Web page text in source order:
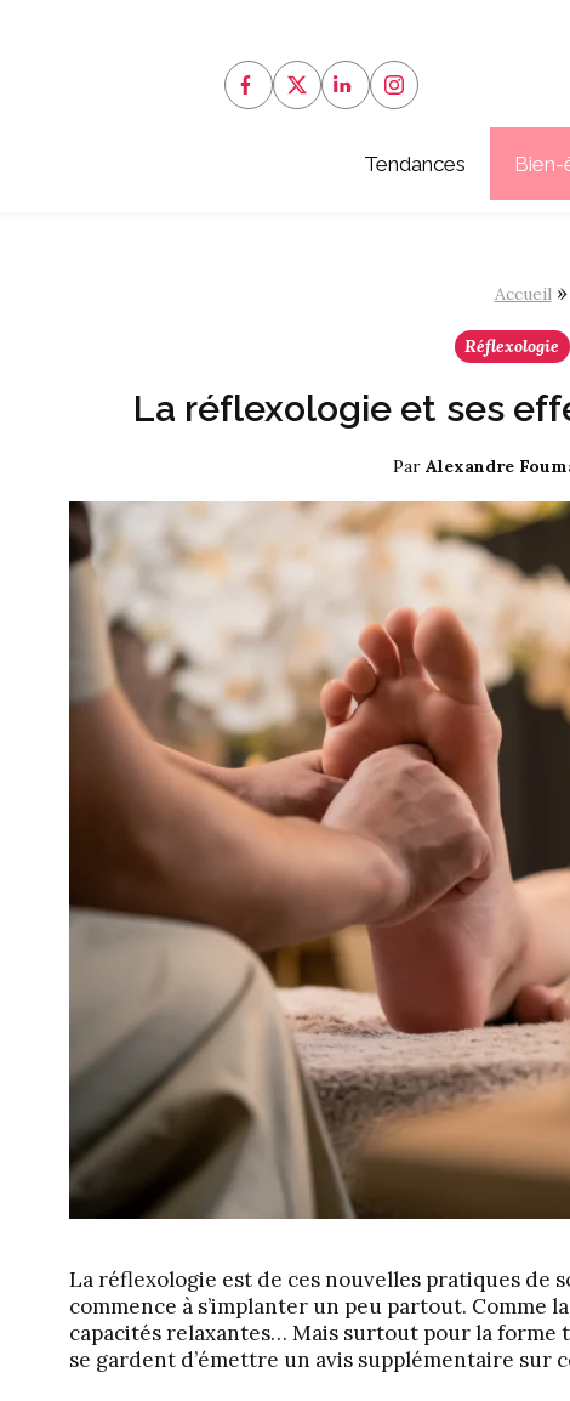
Tendances Bien-
Accueil»
Réflexologie
La réflexologie et ses
Par Alexandre
La réflexologie est de ces nouvelles pratiques de
commence à s’implanter un peu partout. Comme la
capacités relaxantes… Mais surtout pour la forme
se gardent d’émettre un avis supplémentaire sur